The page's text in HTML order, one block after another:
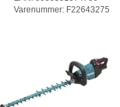
Varenummer: F22643275